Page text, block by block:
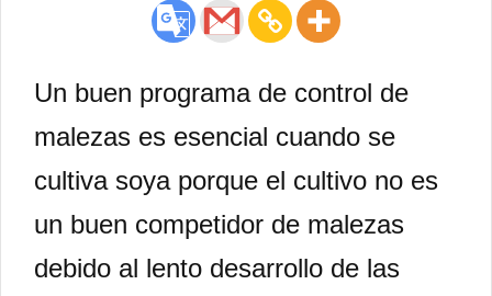
Un buen programa de control de
malezas es esencial cuando se
cultiva soya porque el cultivo no es
un buen competidor de malezas
debido al lento desarrollo de las